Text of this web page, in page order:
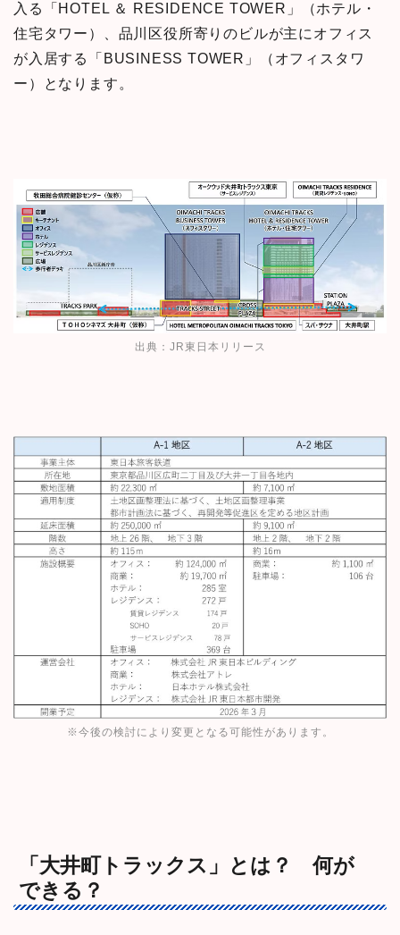
入る「HOTEL ＆ RESIDENCE TOWER」（ホテル・
住宅タワー）、品川区役所寄りのビルが主にオフィス
が入居する「BUSINESS TOWER」（オフィスタワ
ー）となります。
出典： JR東日本リリース
※今後の検討により変更となる可能性があります。
「大井町トラックス」とは？ 何が
できる？